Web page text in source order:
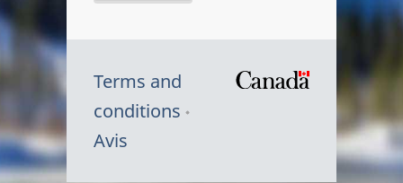
Terms and
conditions
Avis
Symbole